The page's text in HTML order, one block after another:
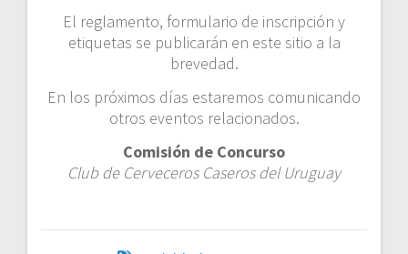
El reglamento, formulario de inscripción y
etiquetas se publicarán en este sitio a la
brevedad.
En los próximos días estaremos comunicando
otros eventos relacionados.
Comisión de Concurso
Club de Cerveceros Caseros del Uruguay